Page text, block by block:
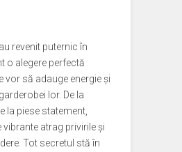
revenit puternic în
o alegere perfectă
vor să adauge energie și
lor. De la
la piese statement,
atrag privirile și
Tot secretul stă în